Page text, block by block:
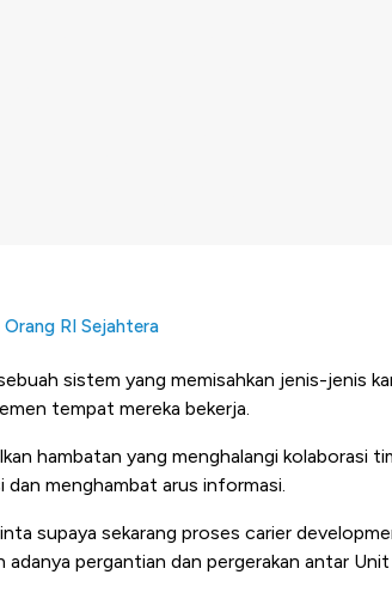
RI Sejahtera
sistem yang memisahkan jenis-jenis
tempat mereka bekerja.
hambatan yang menghalangi kolaborasi
menghambat arus informasi.
supaya sekarang proses carier
pergantian dan pergerakan antar